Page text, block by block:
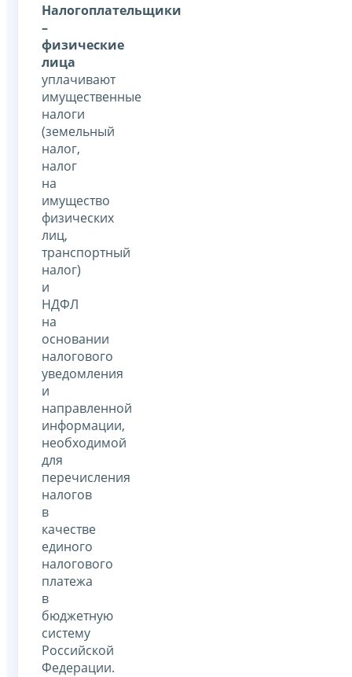
Налогоплательщики
–
физические
лица
уплачивают
имущественные
налоги
(земельный
налог,
налог
на
имущество
физических
лиц,
транспортный
налог)
и
НДФЛ
на
основании
налогового
уведомления
и
направленной
информации,
необходимой
для
перечисления
налогов
в
качестве
единого
налогового
платежа
в
бюджетную
систему
Российской
Федерации.